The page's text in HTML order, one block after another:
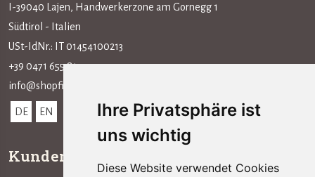
Ihre Privatsphäre ist
uns wichtig
Diese Website verwendet Cookies
I-39040 Lajen, Handwerkerzone am Gornegg 1
Südtirol - Italien
USt-IdNr.: IT 01454100213
+39 0471 655 815
info@shopfillarte.com
DE EN
Kundenservice